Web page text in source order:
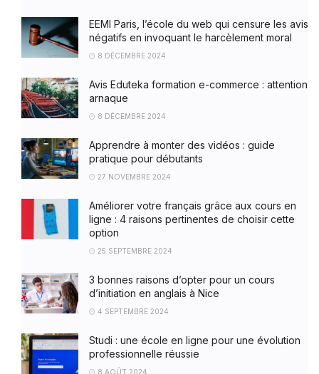
EEMI Paris, l’école du web qui censure les avis
négatifs en invoquant le harcèlement moral
8 DÉCEMBRE 2024
Avis Eduteka formation e-commerce : attention
arnaque
8 DÉCEMBRE 2024
Apprendre à monter des vidéos : guide
pratique pour débutants
27 NOVEMBRE 2024
Améliorer votre français grâce aux cours en
ligne : 4 raisons pertinentes de choisir cette
option
25 SEPTEMBRE 2024
3 bonnes raisons d’opter pour un cours
d’initiation en anglais à Nice
4 SEPTEMBRE 2024
Studi : une école en ligne pour une évolution
professionnelle réussie
8 AOÛT 2024